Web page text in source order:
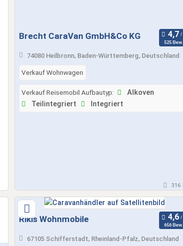
Brecht CaraVan GmbH&Co KG
525 Bew.
74080 Heilbronn, Baden-Württemberg, Deutschland
Verkauf Wohnwagen
Verkauf Reisemobil Aufbautyp:
Alkoven
Teilintegriert
Integriert
316
Rikis Wohnmobile
656 Bew.
67105 Schifferstadt, Rheinland-Pfalz, Deutschland